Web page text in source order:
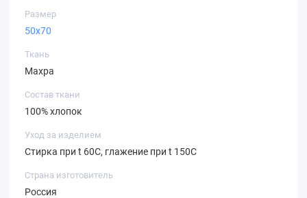
Размер
50х70
Ткань
Махра
Состав ткани
100% хлопок
Уход за изделием
Стирка при t 60С, глажение при t 150C
Страна изготовитель
Россия